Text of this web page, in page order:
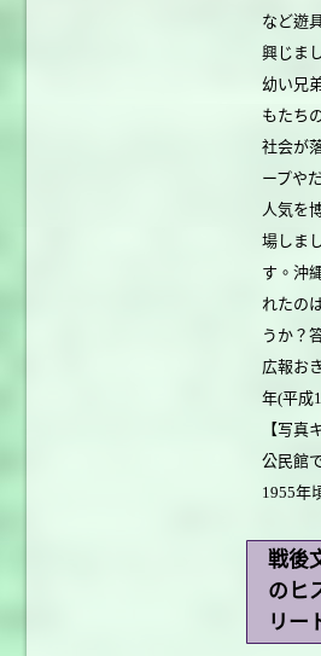
など遊
興じま
幼い兄
もたち
社会が
ープや
人気を
場しま
す。沖
れたの
うか？
広報お
年(平成
【写真
公民館
1955年
戦後
のヒ
リー